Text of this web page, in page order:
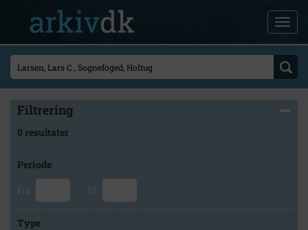
Filtrering
0 resultater
Periode
Fra Til
Type